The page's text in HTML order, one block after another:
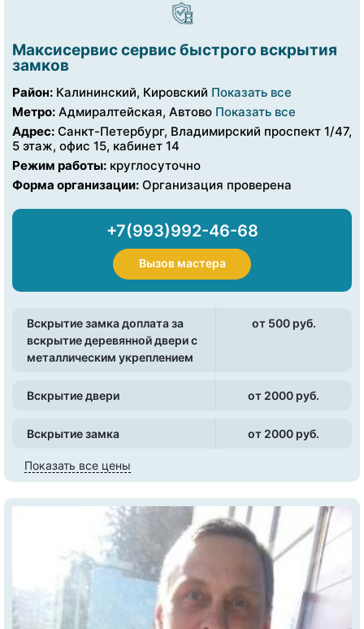
Максисервис сервис быстрого вскрытия
замков
Район: Калининский, Кировский Показать все
Метро: Адмиралтейская, Автово Показать все
Адрес: Санкт-Петербург, Владимирский проспект 1/47,
5 этаж, офис 15, кабинет 14
Режим работы: круглосуточно
Форма организации: Организация проверена
+7(993)992-46-68
Вызов мастера
Вскрытие замка доплата за
вскрытие деревянной двери с
металлическим укреплением
от 500 pуб.
Вскрытие двери от 2000 pуб.
Вскрытие замка от 2000 pуб.
Показать все цены